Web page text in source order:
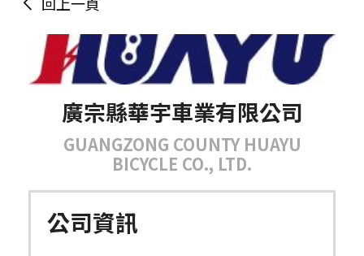
廣宗縣華宇車業有限公司
GUANGZONG COUNTY HUAYU
BICYCLE CO., LTD.
公司資訊